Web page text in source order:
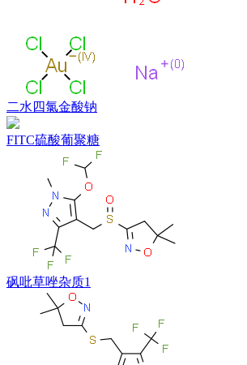
二水四氯金酸钠
FITC硫酸葡聚糖
砜吡草唑杂质1